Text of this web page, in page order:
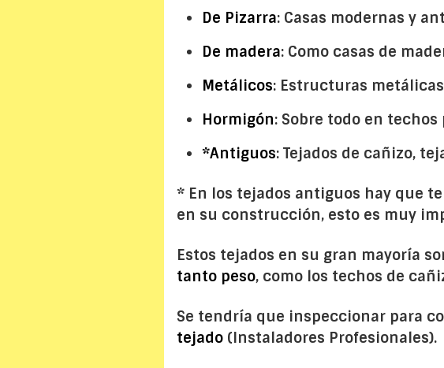
De Pizarra: Casas modernas y
De madera: Como casas de
Metálicos: Estructuras
Hormigón: Sobre todo en
*Antiguos: Tejados de cañizo,
* En los tejados antiguos hay que
en su construcción, esto es muy
Estos tejados en su gran mayoría
tanto peso, como los techos de
Se tendría que inspeccionar para
tejado (Instaladores Profesionales).